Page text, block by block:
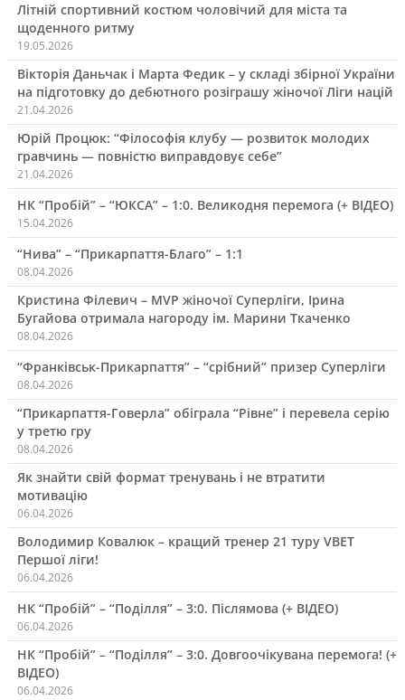
Літній спортивний костюм чоловічий для міста та
щоденного ритму
19.05.2026
Вікторія Даньчак і Марта Федик – у складі збірної України
на підготовку до дебютного розіграшу жіночої Ліги націй
21.04.2026
Юрій Процюк: “Філософія клубу — розвиток молодих
гравчинь — повністю виправдовує себе”
21.04.2026
НК “Пробій” – “ЮКСА” – 1:0. Великодня перемога (+ ВІДЕО)
15.04.2026
“Нива” – “Прикарпаття-Благо” – 1:1
08.04.2026
Кристина Філевич – MVP жіночої Суперліги, Ірина
Бугайова отримала нагороду ім. Марини Ткаченко
08.04.2026
“Франківськ-Прикарпаття” – “срібний” призер Суперліги
08.04.2026
“Прикарпаття-Говерла” обіграла “Рівне” і перевела серію
у третю гру
08.04.2026
Як знайти свій формат тренувань і не втратити
мотивацію
06.04.2026
Володимир Ковалюк – кращий тренер 21 туру VBET
Першої ліги!
06.04.2026
НК “Пробій” – “Поділля” – 3:0. Післямова (+ ВІДЕО)
06.04.2026
НК “Пробій” – “Поділля” – 3:0. Довгоочікувана перемога! (+
ВІДЕО)
06.04.2026